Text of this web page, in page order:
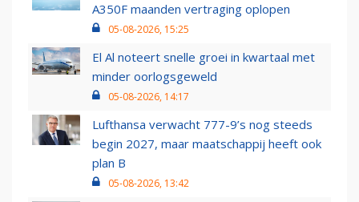
A350F maanden vertraging oplopen
05-08-2026, 15:25
El Al noteert snelle groei in kwartaal met
minder oorlogsgeweld
05-08-2026, 14:17
Lufthansa verwacht 777-9’s nog steeds
begin 2027, maar maatschappij heeft ook
plan B
05-08-2026, 13:42